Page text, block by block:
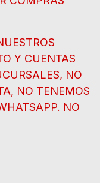
Y CUENTAS
NO
NO TENEMOS
NO